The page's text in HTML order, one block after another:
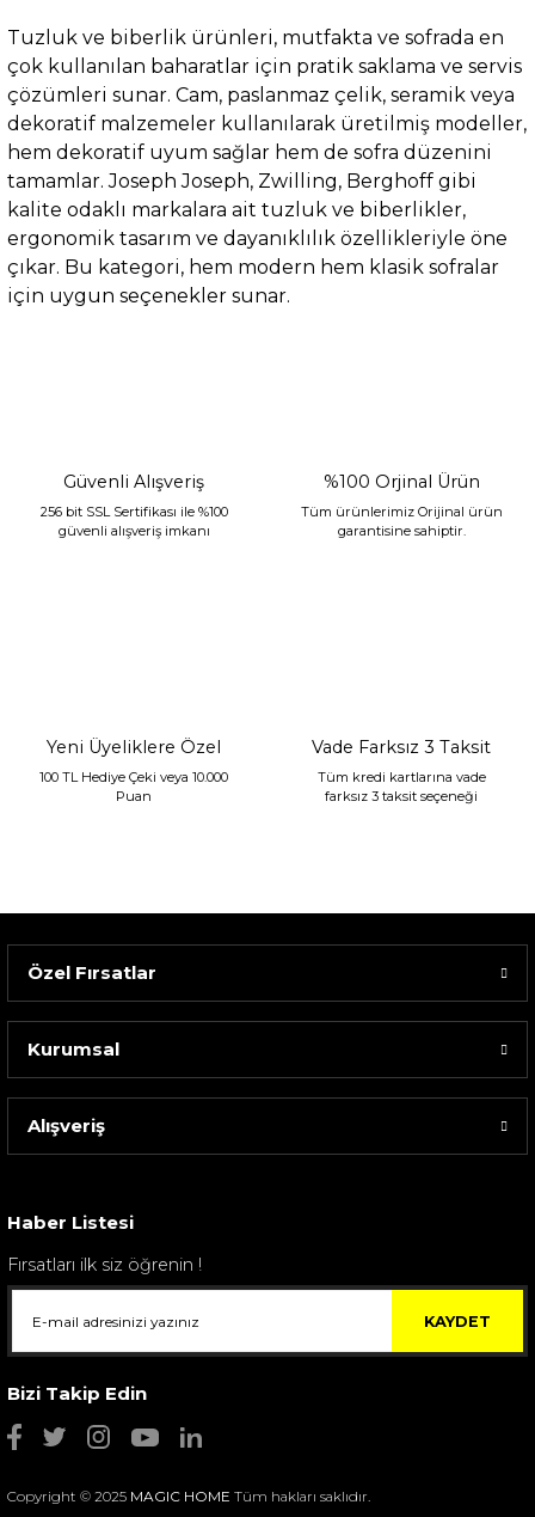
Tuzluk ve biberlik ürünleri, mutfakta ve sofrada en
çok kullanılan baharatlar için pratik saklama ve servis
çözümleri sunar. Cam, paslanmaz çelik, seramik veya
dekoratif malzemeler kullanılarak üretilmiş modeller,
hem dekoratif uyum sağlar hem de sofra düzenini
tamamlar. Joseph Joseph, Zwilling, Berghoff gibi
kalite odaklı markalara ait tuzluk ve biberlikler,
ergonomik tasarım ve dayanıklılık özellikleriyle öne
çıkar. Bu kategori, hem modern hem klasik sofralar
için uygun seçenekler sunar.
Güvenli Alışveriş
256 bit SSL Sertifikası ile %100
güvenli alışveriş imkanı
%100 Orjinal Ürün
Tüm ürünlerimiz Orijinal ürün
garantisine sahiptir.
Yeni Üyeliklere Özel
100 TL Hediye Çeki veya 10.000
Puan
Vade Farksız 3 Taksit
Tüm kredi kartlarına vade
farksız 3 taksit seçeneği
Özel Fırsatlar
Kurumsal
Alışveriş
Haber Listesi
Fırsatları ilk siz öğrenin !
KAYDET
Bizi Takip Edin
Copyright © 2025 MAGIC HOME Tüm hakları saklıdır.